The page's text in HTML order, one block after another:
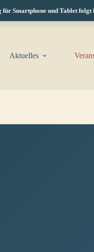
und Tablet folgt in
Aktuelles